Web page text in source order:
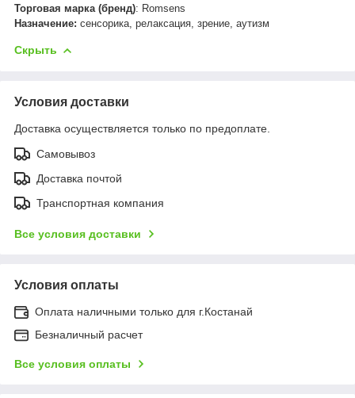
Торговая марка (бренд): Romsens
Назначение: сенсорика, релаксация, зрение, аутизм
Скрыть
Условия доставки
Доставка осуществляется только по предоплате.
Самовывоз
Доставка почтой
Транспортная компания
Все условия доставки
Условия оплаты
Оплата наличными только для г.Костанай
Безналичный расчет
Все условия оплаты